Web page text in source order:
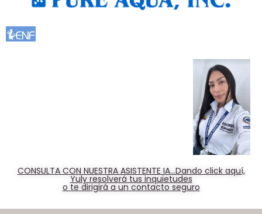
CONSULTA CON NUESTRA ASISTENTE IA...Dando click aquí,
Yuly resolverá tus inquietudes
o te dirigirá a un contacto seguro